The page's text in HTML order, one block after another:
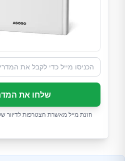
שלחו את
הזנת מייל מאשרת הצטרפות לדיוור